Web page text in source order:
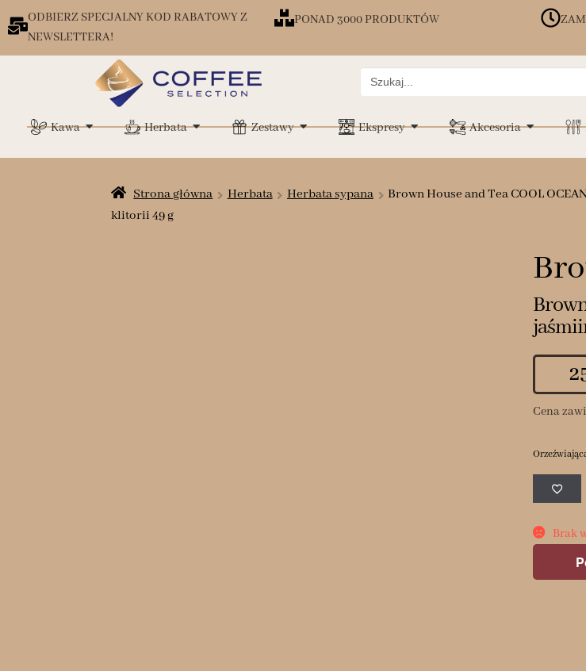
ODBIERZ SPECJALNY KOD RABATOWY Z
NEWSLETTERA!
PONAD 3000 PRODUKTÓW
Search
for:
Kawa Herbata Zestawy Ekspresy Akcesoria
Strona główna Herbata Herbata sypana
Brown House and Tea COOL
klitorii 49 g
Cena
Brak